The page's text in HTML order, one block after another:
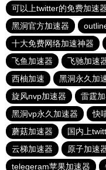
可以上twitter的免费加速
黑洞官方加速器
十大免费网络加速神器
飞鱼加速器
飞驰加速
西柚加速
黑洞永久加
旋风nvp加速器
雷霆
黑洞vp永久加速器
快
蘑菇加速器
国内上
云梯加速器
原子加速
telegeram苹果加速器